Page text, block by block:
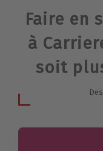
Faire en
à
soit